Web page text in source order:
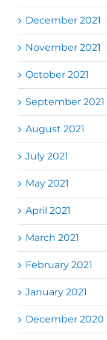
December 2021
November 2021
October 2021
September 2021
August 2021
July 2021
May 2021
April 2021
March 2021
February 2021
January 2021
December 2020